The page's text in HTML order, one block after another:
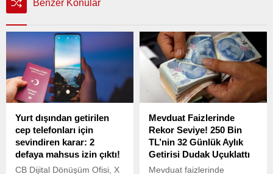
Benzer Konular
Yurt dışından getirilen
cep telefonları için
sevindiren karar: 2
defaya mahsus izin çıktı!
CB Dijital Dönüşüm Ofisi, X
Mevduat Faizlerinde
Rekor Seviye! 250 Bin
TL’nin 32 Günlük Aylık
Getirisi Dudak Uçuklattı
Mevduat faizlerinde